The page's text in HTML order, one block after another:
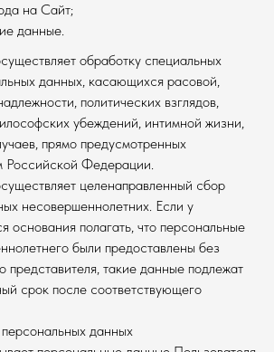
на Сайт;
данные.
обработку специальных
данных, касающихся расовой,
политических взглядов,
убеждений, интимной жизни,
прямо предусмотренных
Российской Федерации.
целенаправленный сбор
несовершеннолетних. Если у
основания полагать, что персональные
были предоставлены без
представителя, такие данные подлежат
срок после соответствующего
данных